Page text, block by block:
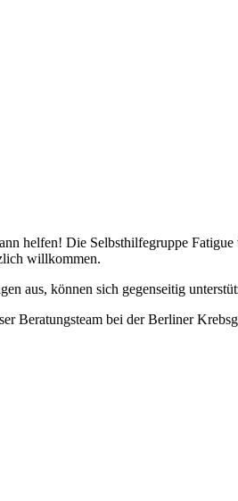
helfen! Die Selbsthilfegruppe
willkommen.
aus, können sich gegenseitig
Beratungsteam bei der Berliner